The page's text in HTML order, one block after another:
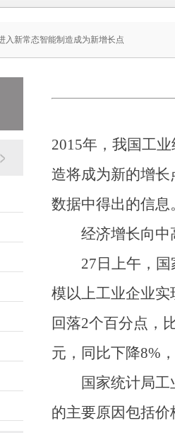
入新常态智能制造成为新增长点
2015年，我国工
造将成为新的增
数据中得出的信息
经济增长向中
27日上午，国家
模以上工业企业实
回落2个百分点，
元，同比下降8%
国家统计局工业
的主要原因包括